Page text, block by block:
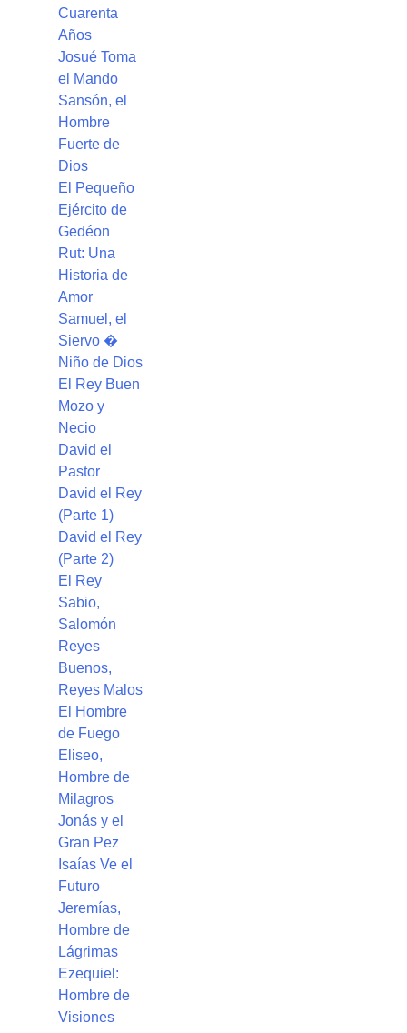
Cuarenta
Años
Josué Toma
el Mando
Sansón, el
Hombre
Fuerte de
Dios
El Pequeño
Ejército de
Gedéon
Rut: Una
Historia de
Amor
Samuel, el
Siervo �
Niño de Dios
El Rey Buen
Mozo y
Necio
David el
Pastor
David el Rey
(Parte 1)
David el Rey
(Parte 2)
El Rey
Sabio,
Salomón
Reyes
Buenos,
Reyes Malos
El Hombre
de Fuego
Eliseo,
Hombre de
Milagros
Jonás y el
Gran Pez
Isaías Ve el
Futuro
Jeremías,
Hombre de
Lágrimas
Ezequiel:
Hombre de
Visiones